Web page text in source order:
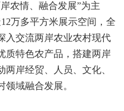
农情、融合发展”为主
万多平方米展示空间，全
入交流两岸农业农村现代
质特色农产品，搭建两岸
岸经贸、人员、文化、
域融合发展。